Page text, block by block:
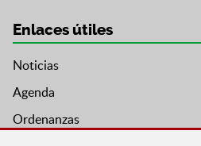
Enlaces útiles
Noticias
Agenda
Ordenanzas